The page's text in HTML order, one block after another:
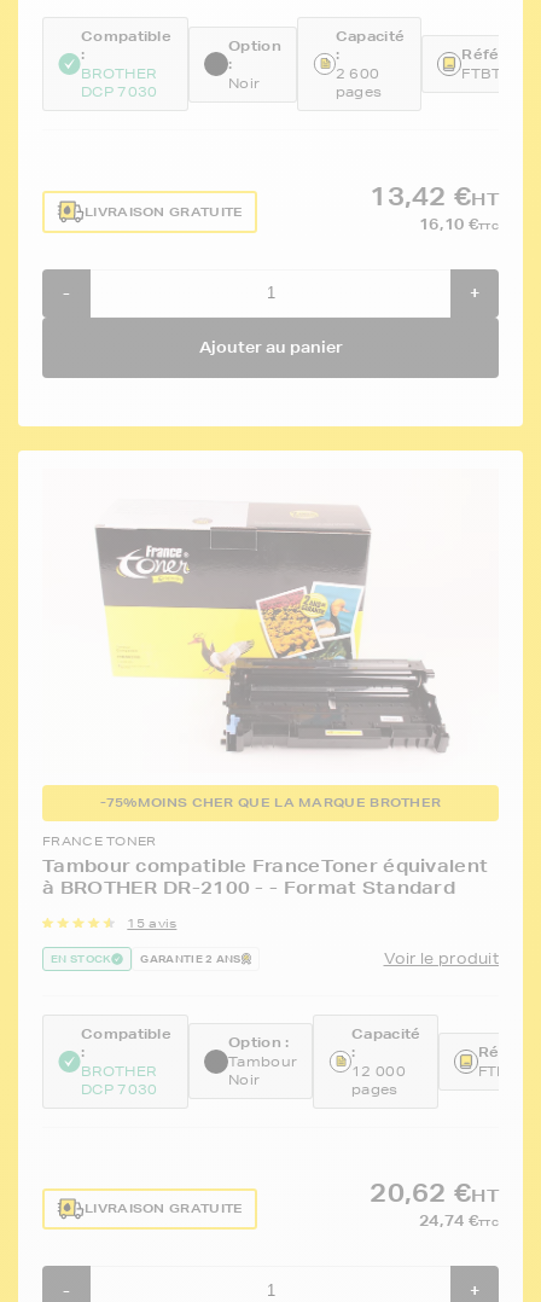
Compatible
:
BROTHER
DCP 7030
Option
:
Noir
Capacité
:
2 600
pages
LIVRAISON GRATUITE
13,42 €HT
16,10 €TTC
- +
Ajouter au panier
-75%MOINS CHER QUE LA MARQUE BROTHER
FRANCE TONER
Tambour compatible FranceToner équivalent
à BROTHER DR-2100 - - Format Standard
15 avis
EN STOCK GARANTIE 2 ANS Voir le produit
Compatible
:
BROTHER
DCP 7030
Option :
Tambour
Noir
Capacité
:
12 000
pages
LIVRAISON GRATUITE
20,62 €HT
24,74 €TTC
- +